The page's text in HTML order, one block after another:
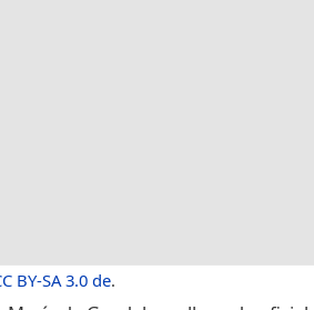
BY-SA 3.0 de.